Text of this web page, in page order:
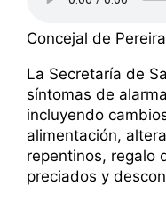
Concejal de
La Secretaría de
síntomas de
incluyendo
alimentación,
repentinos, regalo
preciados y